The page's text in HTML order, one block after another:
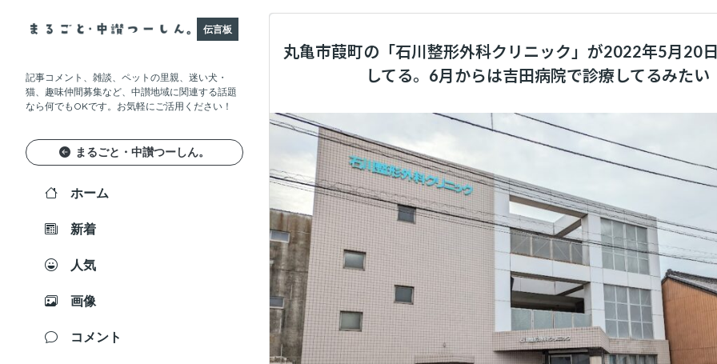
伝言板
記事コメント、雑談、ペットの里親、迷い犬・
猫、趣味仲間募集など、中讃地域に関連する話題
なら何でもOKです。お気軽にご活用ください！
まるごと・中讃つーしん。
ホーム
新着
人気
画像
コメント
丸亀市葭町の「石川整形外科クリニック」が2022年5月20
してる。6月からは吉田病院で診療してるみたい